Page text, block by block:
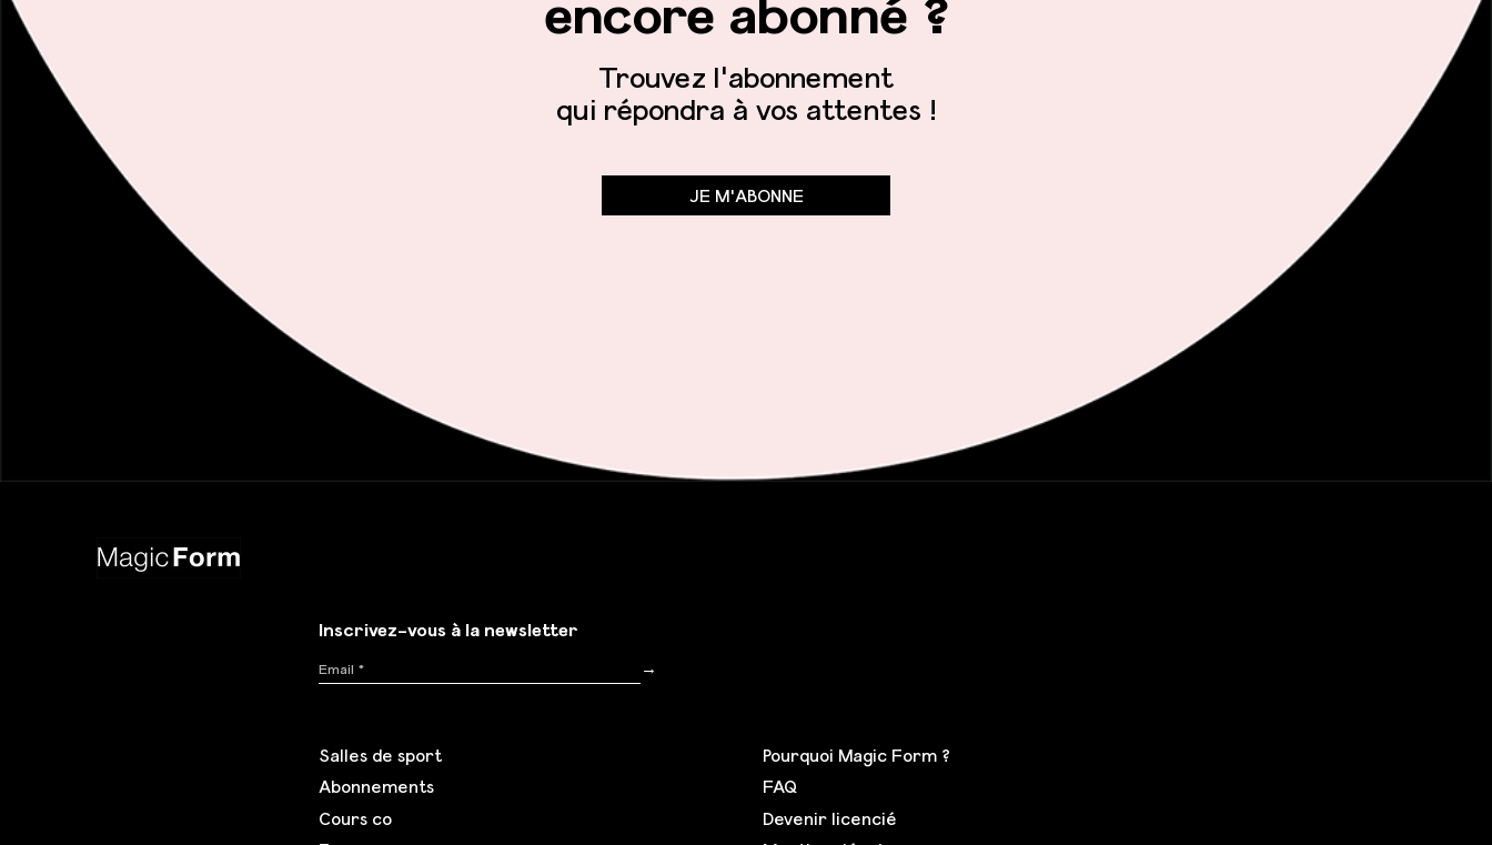
encore abonné ?
Trouvez l'abonnement
qui répondra à vos attentes !
JE M'ABONNE
Inscrivez-vous à la newsletter
Inscription
→
Salles de sport
Abonnements
Cours co
Pourquoi Magic Form ?
FAQ
Devenir licencié